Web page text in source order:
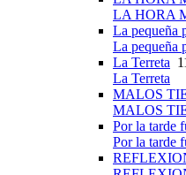
LA HORA
La pequeña
La pequeña
La Terreta
La Terreta
MALOS
MALOS
Por la tarde
Por la tarde